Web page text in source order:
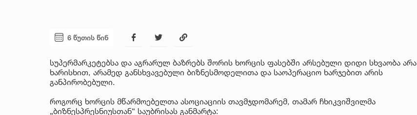
6 წუთის წინ
სუპერმარკეტებსა და აგრარულ ბაზრებს შორის ხორცის ფასებში არსებული დიდი სხვაობა არა
ხარისხით, არამედ განსხვავებული ბიზნესმოდელითა და საოპერაციო ხარჯებით არის
განპირობებული.
როგორც ხორცის მწარმოებელთა ასოციაციის თავმჯდომარემ, თამარ ჩხიკვიშვილმა
„ბიზნესპრესნიუსთან“ საუბრისას განმარტა: